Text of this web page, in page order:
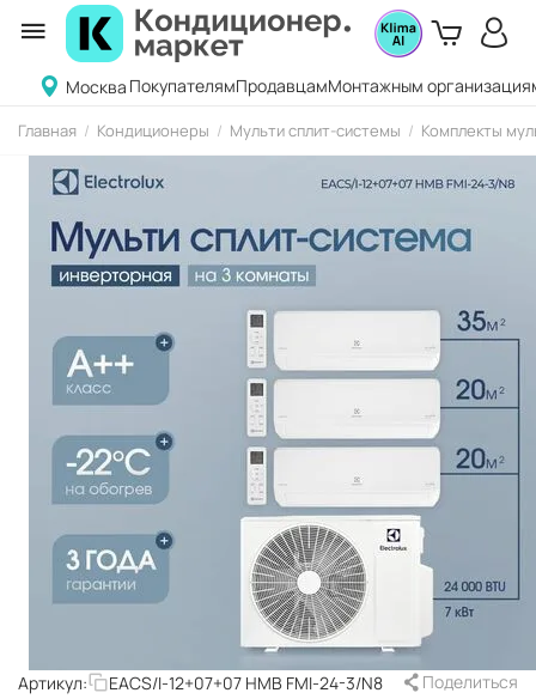
Москва ПокупателямПродавцамМонтажным
Главная / Кондиционеры / Мульти сплит-системы / Комплекты
Артикул: EACS/I-12+07+07 НMB FMI-24-3/N8 Поделиться